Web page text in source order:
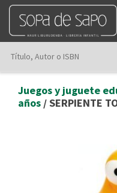
Juegos y juguete
años / SERPIENTE